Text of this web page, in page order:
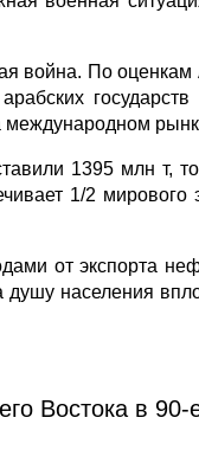
война. По оценкам
государств
1395 млн т,
1/2 мирового
от экспорта
населения
Востока в 90-е